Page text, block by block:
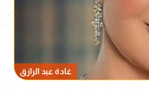
غادة عبد الرازق